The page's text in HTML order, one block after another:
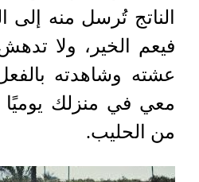
الناتج تُرسل منه إلى
فيعم الخير، ولا
عشته وشاهدته
معي في منزلك يوميًا
من الحليب.